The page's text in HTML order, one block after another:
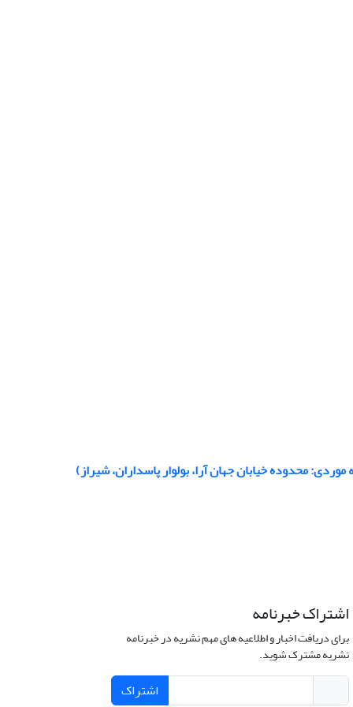
محدوده خیابان جهان آرا، بولوار پاسداران، شیراز)
اشتراک خبرنامه
برای دریافت اخبار و اطلاعیه های مهم نشریه در خبرنامه
نشریه مشترک شوید.
اشتراک